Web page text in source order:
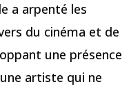
a arpenté les
du cinéma et de
une présence
artiste qui ne